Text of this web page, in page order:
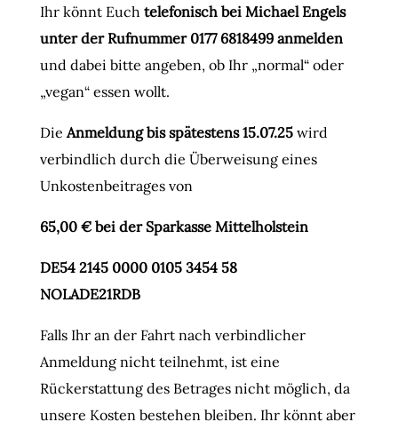
Ihr könnt Euch telefonisch bei Michael Engels
unter der Rufnummer 0177 6818499 anmelden
und dabei bitte angeben, ob Ihr „normal“ oder
„vegan“ essen wollt.
Die Anmeldung bis spätestens 15.07.25wird
verbindlich durch die Überweisung eines
Unkostenbeitrages von
65,00 € bei der Sparkasse Mittelholstein
DE54 2145 0000 0105 3454 58
NOLADE21RDB
Falls Ihr an der Fahrt nach verbindlicher
Anmeldung nicht teilnehmt, ist eine
Rückerstattung des Betrages nicht möglich, da
unsere Kosten bestehen bleiben. Ihr könnt aber